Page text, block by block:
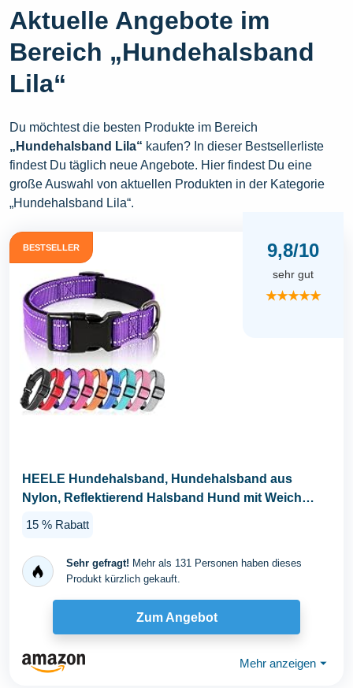
Aktuelle Angebote im
Bereich „Hundehalsband
Lila“
Du möchtest die besten Produkte im Bereich
„Hundehalsband Lila“ kaufen? In dieser Bestsellerliste
findest Du täglich neue Angebote. Hier findest Du eine
große Auswahl von aktuellen Produkten in der Kategorie
„Hundehalsband Lila“.
BESTSELLER 9,8/10
sehr gut
★★★★★
HEELE Hundehalsband, Hundehalsband aus
Nylon, Reflektierend Halsband Hund mit Weich
15 % Rabatt
Sehr gefragt! Mehr als 131 Personen haben dieses
Produkt kürzlich gekauft.
Zum Angebot
Mehr anzeigen ⏷